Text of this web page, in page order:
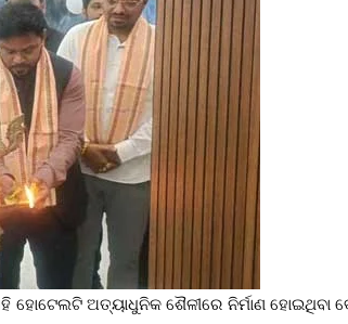
ଅତ୍ୟାଧୁନିକ ଶୈଳୀରେ ନିର୍ମାଣ ହୋଇଥିବା